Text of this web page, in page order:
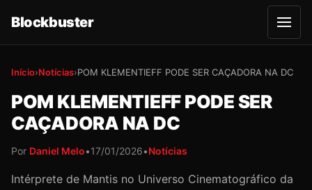
Blockbuster
A
b
r
r
m
Início›Notícias›POM KLEMENTIEFF PODE SER CAÇADORA NA DC
POM KLEMENTIEFF PODE SER
CAÇADORA NA DC
Por Daniel Melo•17/01/2026•Notícias
Intérprete de Mantis no Universo Cinematográfico da